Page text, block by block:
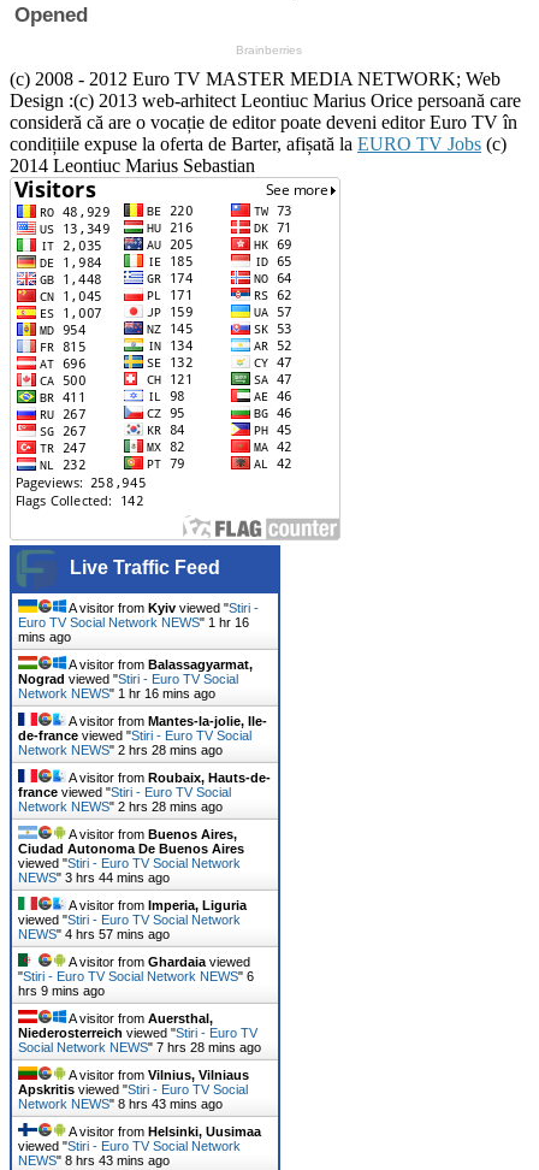
(c) 2008 - 2012 Euro TV MASTER MEDIA NETWORK; Web
Design :(c) 2013 web-arhitect Leontiuc Marius Orice persoană care
consideră că are o vocație de editor poate deveni editor Euro TV în
condițiile expuse la oferta de Barter, afișată la EURO TV Jobs (c)
2014 Leontiuc Marius Sebastian
Live Traffic Feed
A visitor from Kyiv viewed "Stiri -
Euro TV Social Network NEWS" 1 hr 16
mins ago
A visitor from Balassagyarmat,
Nograd viewed "Stiri - Euro TV Social
Network NEWS" 1 hr 16 mins ago
A visitor from Mantes-la-jolie, Ile-
de-france viewed "Stiri - Euro TV Social
Network NEWS" 2 hrs 28 mins ago
A visitor from Roubaix, Hauts-de-
france viewed "Stiri - Euro TV Social
Network NEWS" 2 hrs 28 mins ago
A visitor from Buenos Aires,
Ciudad Autonoma De Buenos Aires
viewed "Stiri - Euro TV Social Network
NEWS" 3 hrs 44 mins ago
A visitor from Imperia, Liguria
viewed "Stiri - Euro TV Social Network
NEWS" 4 hrs 57 mins ago
A visitor from Ghardaia viewed
"Stiri - Euro TV Social Network NEWS" 6
hrs 9 mins ago
A visitor from Auersthal,
Niederosterreich viewed "Stiri - Euro TV
Social Network NEWS" 7 hrs 28 mins ago
A visitor from Vilnius, Vilniaus
Apskritis viewed "Stiri - Euro TV Social
Network NEWS" 8 hrs 43 mins ago
A visitor from Helsinki, Uusimaa
viewed "Stiri - Euro TV Social Network
NEWS" 8 hrs 43 mins ago